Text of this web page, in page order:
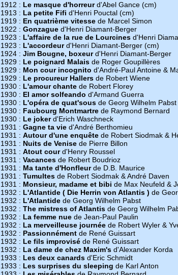
1912 : Le masque d'horreurd'Abel Gance (cm)
1913 : La petite Fifi d'Henri Pouctal (cm)
1919 : En quatrième vitesse de Marcel Simon
1922 : Gonzague d'Henri Diamant-Berger
1923 : L'affaire de la rue de Lourcines d'Henri
1923 : L'accordeurd'Henri Diamant-Berger (cm)
1924 : Jim Bougne, boxeurd'Henri Diamant-Berger
1929 : Le poignard Malais de Roger Goupillères
1929 : Mon cour incognito d'André-Paul Antoine &
1929 : Le procureur Hallers de Robert Wiene
1930 : L'amour chante de Robert Florey
1930 : El amor solfeando d'Armand Guerra
1930 : L'opéra de quat'sous de Georg Wilhelm Pabst
1930 : Faubourg Montmartre de Raymond Bernard
1930 : Le jokerd'Erich Waschneck
1931 : Gagne ta vie d'André Berthomieu
1931 : Autour d'une enquête de Robert Siodmak &
1931 : Nuits de Venise de Pierre Billon
1931 : Atout courd'Henry Roussel
1931 : Vacances de Robert Boudrioz
1931 : Ma tante d'Honfleurde D.B. Maurice
1931 : Tumultes de Robert Siodmak & André Daven
1931 : Monsieur, madame et bibi de Max Neufeld &
1932 : L'Atlantide ( Die Herrin von Atlantis ) de
1932 : L'Atlantide de Georg Wilhelm Pabst
1932 : The mistress of Atlantis de Georg Wilhelm
1932 : La femme nue de Jean-Paul Paulin
1932 : La merveilleuse journée de Robert Wyler &
1932 : Passionnément de René Guissart
1932 : Le fils improvisé de René Guissart
1932 : La dame de chez Maxim's d'Alexander Korda
1933 : Les deux canards d'Eric Schmidt
1933 : Les surprises du sleeping de Karl Anton